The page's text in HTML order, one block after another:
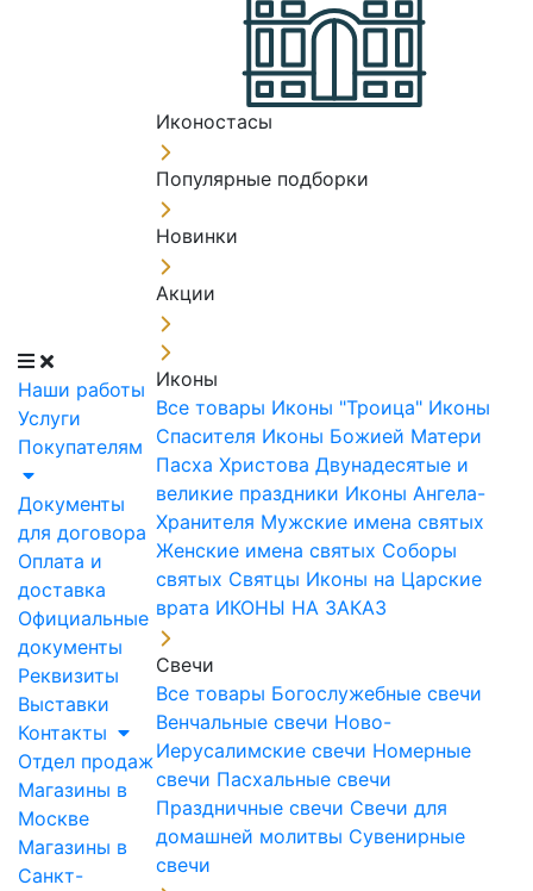
Наши работы
Услуги
Покупателям
Документы
для договора
Оплата и
доставка
Официальные
документы
Реквизиты
Выставки
Контакты
Отдел продаж
Магазины в
Москве
Магазины в
Санкт-
Иконостасы
Популярные подборки
Новинки
Акции
Иконы
Все товары Иконы "Троица" Иконы
Спасителя Иконы Божией Матери
Пасха Христова Двунадесятые и
великие праздники Иконы Ангела-
Хранителя Мужские имена святых
Женские имена святых Соборы
святых Святцы Иконы на Царские
врата ИКОНЫ НА ЗАКАЗ
Свечи
Все товары Богослужебные свечи
Венчальные свечи Ново-
Иерусалимские свечи Номерные
свечи Пасхальные свечи
Праздничные свечи Свечи для
домашней молитвы Сувенирные
свечи